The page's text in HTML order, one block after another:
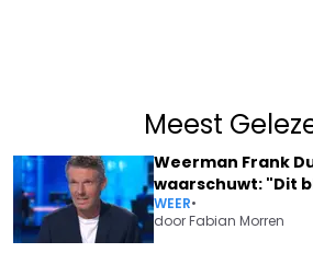
Meest
Weerman Frank
waarschuwt: "Dit
WEER•
doorFabian Morren